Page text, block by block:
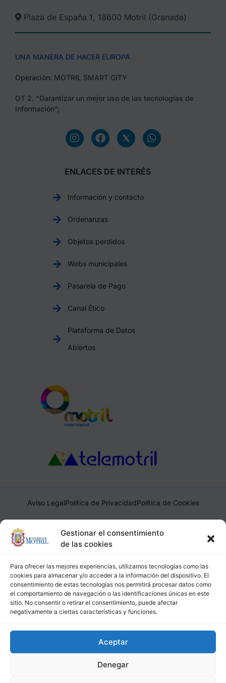
Gestionar el consentimiento
de las cookies
Para ofrecer las mejores experiencias, utilizamos tecnologías como las
cookies para almacenar y/o acceder a la información del dispositivo. El
consentimiento de estas tecnologías nos permitirá procesar datos como
el comportamiento de navegación o las identificaciones únicas en este
sitio. No consentir o retirar el consentimiento, puede afectar
negativamente a ciertas características y funciones.
Aceptar
Denegar
Plaza de España 1, 18600 Motril (Granada)​
UNA MANERA DE HACER EUROPA
Operación: MOTRIL SMART CITY
OT 2. “Garantizar un mejor uso de las tecnologías de
información”;
ENLACES DE INTERÉS
Información y contacto
Ordenanzas
Objetos perdidos
Webs municipales
Pasarela de Pago
Canal Ético
Plataforma de Datos
Abiertos
Aviso LegalPolítica de PrivacidadPolítica de Cookies
Ayuntamiento de Motril, Plaza de España, 1, 18600, Motril,
(Granada), CIF: P1814200J, DIR3: L01181400